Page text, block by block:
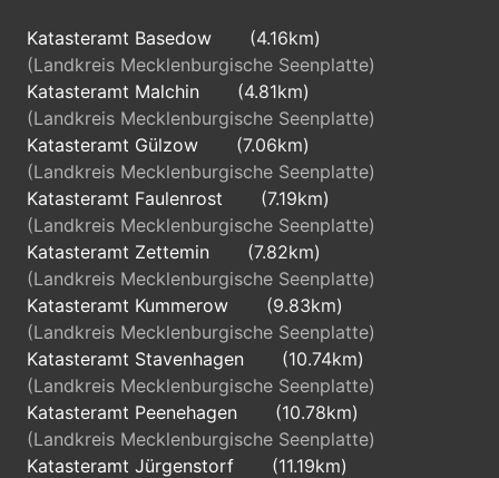
Katasteramt Basedow
(4.16km)
(Landkreis Mecklenburgische Seenplatte)
Katasteramt Malchin
(4.81km)
(Landkreis Mecklenburgische Seenplatte)
Katasteramt Gülzow
(7.06km)
(Landkreis Mecklenburgische Seenplatte)
Katasteramt Faulenrost
(7.19km)
(Landkreis Mecklenburgische Seenplatte)
Katasteramt Zettemin
(7.82km)
(Landkreis Mecklenburgische Seenplatte)
Katasteramt Kummerow
(9.83km)
(Landkreis Mecklenburgische Seenplatte)
Katasteramt Stavenhagen
(10.74km)
(Landkreis Mecklenburgische Seenplatte)
Katasteramt Peenehagen
(10.78km)
(Landkreis Mecklenburgische Seenplatte)
Katasteramt Jürgenstorf
(11.19km)